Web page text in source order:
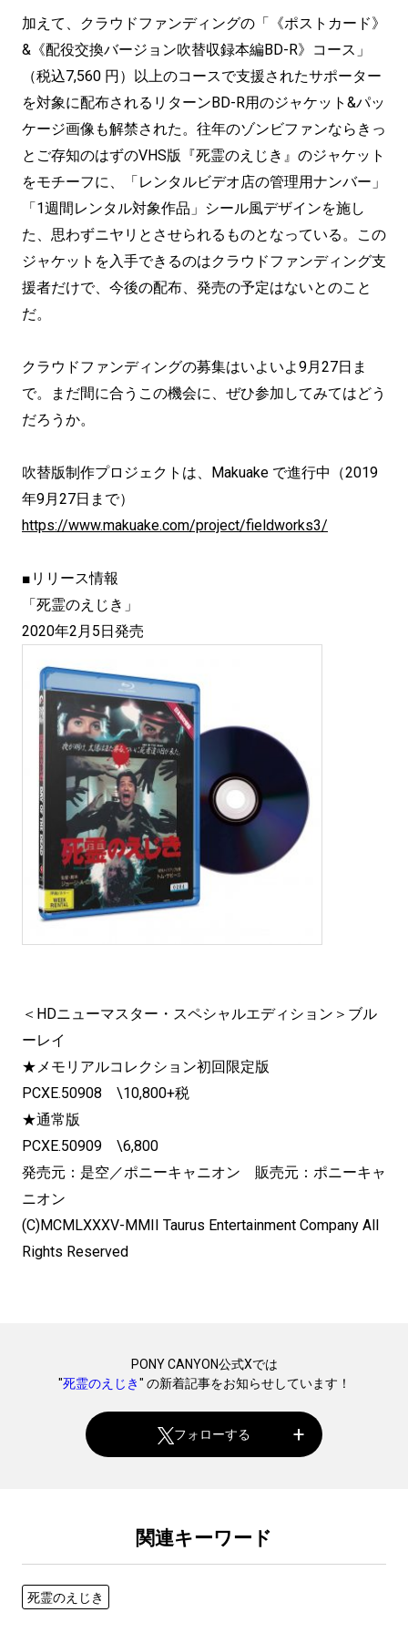
加えて、クラウドファンディングの「《ポストカード》
&《配役交換バージョン吹替収録本編BD-R》コース」
（税込7,560 円）以上のコースで支援されたサポーター
を対象に配布されるリターンBD-R用のジャケット&パッ
ケージ画像も解禁された。往年のゾンビファンならきっ
とご存知のはずのVHS版『死霊のえじき』のジャケット
をモチーフに、「レンタルビデオ店の管理用ナンバー」
「1週間レンタル対象作品」シール風デザインを施し
た、思わずニヤリとさせられるものとなっている。この
ジャケットを入手できるのはクラウドファンディング支
援者だけで、今後の配布、発売の予定はないとのこと
だ。
クラウドファンディングの募集はいよいよ9月27日ま
で。まだ間に合うこの機会に、ぜひ参加してみてはどう
だろうか。
吹替版制作プロジェクトは、Makuake で進行中（2019
年9月27日まで）
https://www.makuake.com/project/fieldworks3/
■リリース情報
「死霊のえじき」
2020年2月5日発売
＜HDニューマスター・スペシャルエディション＞ブル
ーレイ
★メモリアルコレクション初回限定版
PCXE.50908 \10,800+税
★通常版
PCXE.50909 \6,800
発売元：是空／ポニーキャニオン 販売元：ポニーキャ
ニオン
(C)MCMLXXXV-MMII Taurus Entertainment Company All
Rights Reserved
PONY CANYON公式Xでは
"死霊のえじき" の新着記事をお知らせしています！
フォローする
関連キーワード
死霊のえじき